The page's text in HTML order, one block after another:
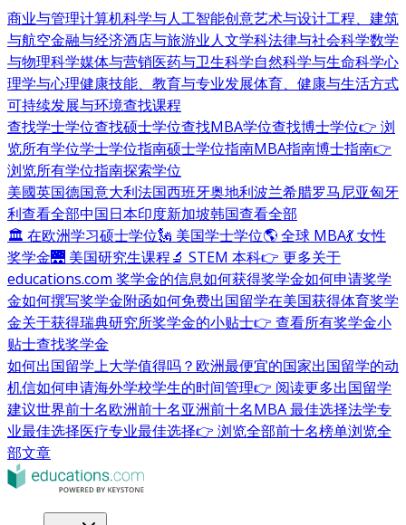
商业与管理计算机科学与人工智能创意艺术与设计工程、建筑
与航空金融与经济酒店与旅游业人文学科法律与社会科学数学
与物理科学媒体与营销医药与卫生科学自然科学与生命科学心
理学与心理健康技能、教育与专业发展体育、健康与生活方式
可持续发展与环境查找课程
查找学士学位查找硕士学位查找MBA学位查找博士学位👉 浏
览所有学位学士学位指南硕士学位指南MBA指南博士指南👉
浏览所有学位指南探索学位
美國英国德国意大利法国西班牙奥地利波兰希腊罗马尼亚匈牙
利查看全部中国日本印度新加坡韩国查看全部
🏛 在欧洲学习硕士学位🗽 美国学士学位🌎 全球 MBA💃 女性
奖学金🌉 美国研究生课程🔬 STEM 本科👉 更多关于
educations.com 奖学金的信息如何获得奖学金如何申请奖学
金如何撰写奖学金附函如何免费出国留学在美国获得体育奖学
金关于获得瑞典研究所奖学金的小贴士👉 查看所有奖学金小
贴士查找奖学金
如何出国留学上大学值得吗？ 欧洲最便宜的国家出国留学的动
机信如何申请海外学校学生的时间管理👉 阅读更多出国留学
建议世界前十名欧洲前十名亚洲前十名MBA 最佳选择法学专
业最佳选择医疗专业最佳选择👉 浏览全部前十名榜单浏览全
部文章